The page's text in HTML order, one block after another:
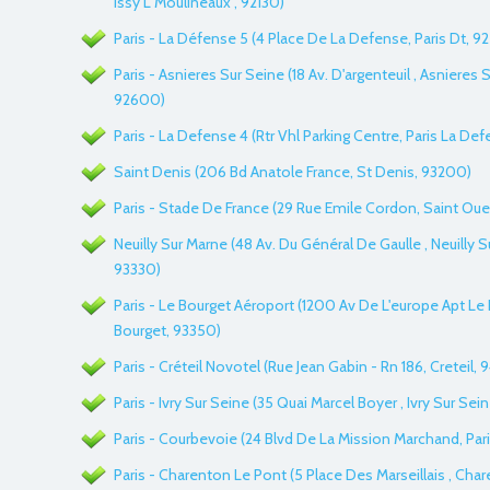
Paris - La Défense 5 (4 Place De La Defense, Paris Dt,
Paris - Asnieres Sur Seine (18 Av. D'argenteuil , Asnieres
92600)
Paris - La Defense 4 (Rtr Vhl Parking Centre, Paris La
Saint Denis (206 Bd Anatole France, St Denis, 93200)
Paris - Stade De France (29 Rue Emile Cordon, Saint
Neuilly Sur Marne (48 Av. Du Général De Gaulle , Neuilly
93330)
Paris - Le Bourget Aéroport (1200 Av De L'europe Apt Le
Bourget, 93350)
Paris - Créteil Novotel (Rue Jean Gabin - Rn 186, Creteil,
Paris - Ivry Sur Seine (35 Quai Marcel Boyer , Ivry Sur
Paris - Courbevoie (24 Blvd De La Mission Marchand,
Paris - Charenton Le Pont (5 Place Des Marseillais ,